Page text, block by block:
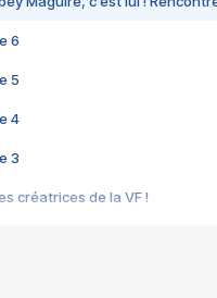
6
5
4
3
créatrices de la VF !